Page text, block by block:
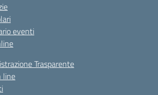
eventi
Trasparente
line